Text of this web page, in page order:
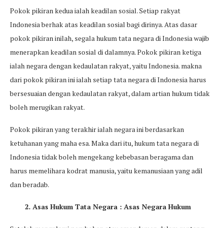
Pokok pikiran kedua ialah keadilan sosial. Setiap rakyat
Indonesia berhak atas keadilan sosial bagi dirinya. Atas dasar
pokok pikiran inilah, segala hukum tata negara di Indonesia wajib
menerapkan keadilan sosial di dalamnya. Pokok pikiran ketiga
ialah negara dengan kedaulatan rakyat, yaitu Indonesia. makna
dari pokok pikiran ini ialah setiap tata negara di Indonesia harus
bersesuaian dengan kedaulatan rakyat, dalam artian hukum tidak
boleh merugikan rakyat.
Pokok pikiran yang terakhir ialah negara ini berdasarkan
ketuhanan yang maha esa. Maka dari itu, hukum tata negara di
Indonesia tidak boleh mengekang kebebasan beragama dan
harus memelihara kodrat manusia, yaitu kemanusiaan yang adil
dan beradab.
2. Asas Hukum Tata Negara : Asas Negara Hukum